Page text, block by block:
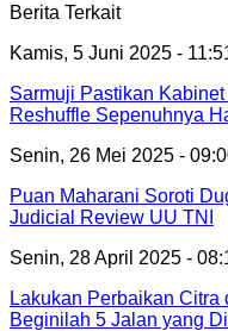
Berita Terkait
Kamis, 5 Juni 2025 -
Sarmuji Pastikan
Reshuffle Sepenuhnya
Senin, 26 Mei 2025 -
Puan Maharani Soroti
Judicial Review UU TNI
Senin, 28 April 2025 -
Lakukan Perbaikan
Beginilah 5 Jalan yang